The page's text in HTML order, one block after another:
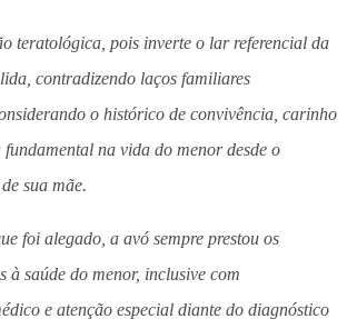
teratológica, pois inverte o lar referencial da
contradizendo laços familiares
o histórico de convivência, carinho
na vida do menor desde o
sua mãe.
foi alegado, a avó sempre prestou os
à saúde do menor, inclusive com
e atenção especial diante do diagnóstico